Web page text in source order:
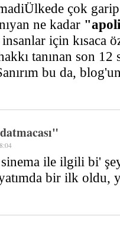
Ülkede çok
ne kadar
insanlar için kısaca
tanınan son
bu da,
ile ilgili bi'
bir ilk oldu,